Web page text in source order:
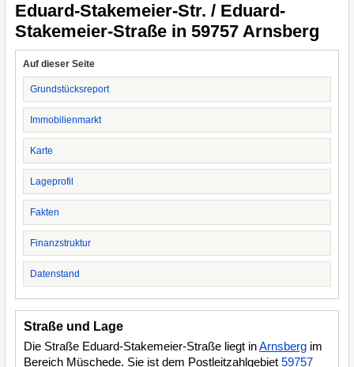
Eduard-Stakemeier-Str. / Eduard-
Stakemeier-Straße in 59757 Arnsberg
Auf dieser Seite
Grundstücksreport
Immobilienmarkt
Karte
Lageprofil
Fakten
Finanzstruktur
Datenstand
Straße und Lage
Die Straße Eduard-Stakemeier-Straße liegt inArnsberg im
Bereich Müschede. Sie ist dem Postleitzahlgebiet 59757